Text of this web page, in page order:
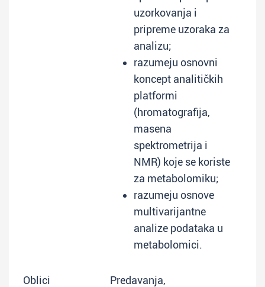
uzorkovanja i
pripreme uzoraka za
analizu;
razumeju osnovni
koncept analitičkih
platformi
(hromatografija,
masena
spektrometrija i
NMR) koje se koriste
za metabolomiku;
razumeju osnove
multivarijantne
analize podataka u
metabolomici.
Oblici
Predavanja,